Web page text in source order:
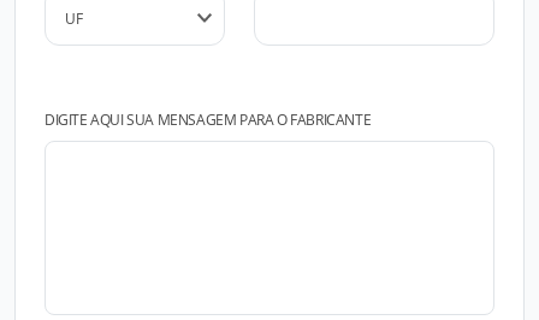
DIGITE AQUI SUA MENSAGEM PARA O FABRICANTE